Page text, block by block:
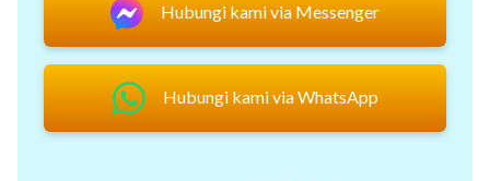
Hubungi kami via Messenger
Hubungi kami via WhatsApp